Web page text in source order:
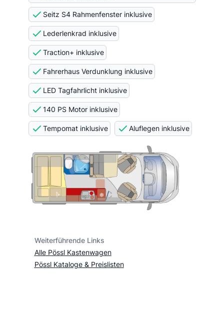
Seitz S4 Rahmenfenster inklusive
Lederlenkrad inklusive
Traction+ inklusive
Fahrerhaus Verdunklung inklusive
LED Tagfahrlicht inklusive
140 PS Motor inklusive
Tempomat inklusive Aluflegen inklusive
Weiterführende Links
Alle Pössl Kastenwagen
Pössl Kataloge & Preislisten